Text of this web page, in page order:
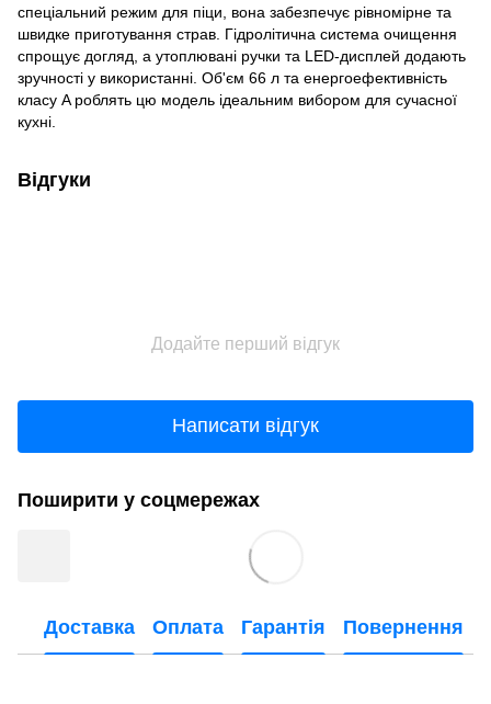
спеціальний режим для піци, вона забезпечує рівномірне та
швидке приготування страв. Гідролітична система очищення
спрощує догляд, а утоплювані ручки та LED-дисплей додають
зручності у використанні. Об'єм 66 л та енергоефективність
класу A роблять цю модель ідеальним вибором для сучасної
кухні.​
Відгуки
Додайте перший відгук
Написати відгук
Поширити у соцмережах
Доставка Оплата Гарантія Повернення